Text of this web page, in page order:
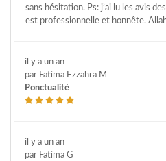
sans hésitation. Ps: j’ai lu les avis
est professionnelle et honnête.
il y a un an
par Fatima Ezzahra M
Ponctualité
il y a un an
par Fatima G